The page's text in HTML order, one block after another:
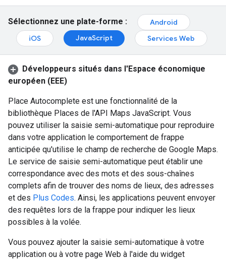
Sélectionnez une plate-forme :
Android
iOS
JavaScript Services Web
Développeurs situés dans l'Espace économique
européen (EEE)
Place Autocomplete est une fonctionnalité de la
bibliothèque Places de l'API Maps JavaScript. Vous
pouvez utiliser la saisie semi-automatique pour reproduire
dans votre application le comportement de frappe
anticipée qu'utilise le champ de recherche de Google Maps.
Le service de saisie semi-automatique peut établir une
correspondance avec des mots et des sous-chaînes
complets afin de trouver des noms de lieux, des adresses
et des Plus Codes. Ainsi, les applications peuvent envoyer
des requêtes lors de la frappe pour indiquer les lieux
possibles à la volée.
Vous pouvez ajouter la saisie semi-automatique à votre
application ou à votre page Web à l'aide du widget